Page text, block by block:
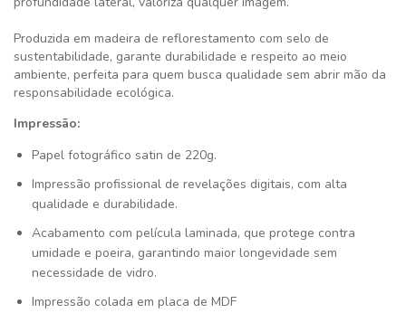
Produzida em madeira de reflorestamento com selo de
sustentabilidade, garante durabilidade e respeito ao meio
ambiente, perfeita para quem busca qualidade sem abrir mão da
responsabilidade ecológica.
Impressão:
Papel fotográfico satin de 220g.
Impressão profissional de revelações digitais, com alta
qualidade e durabilidade.
Acabamento com película laminada, que protege contra
umidade e poeira, garantindo maior longevidade sem
necessidade de vidro.
Impressão colada em placa de MDF